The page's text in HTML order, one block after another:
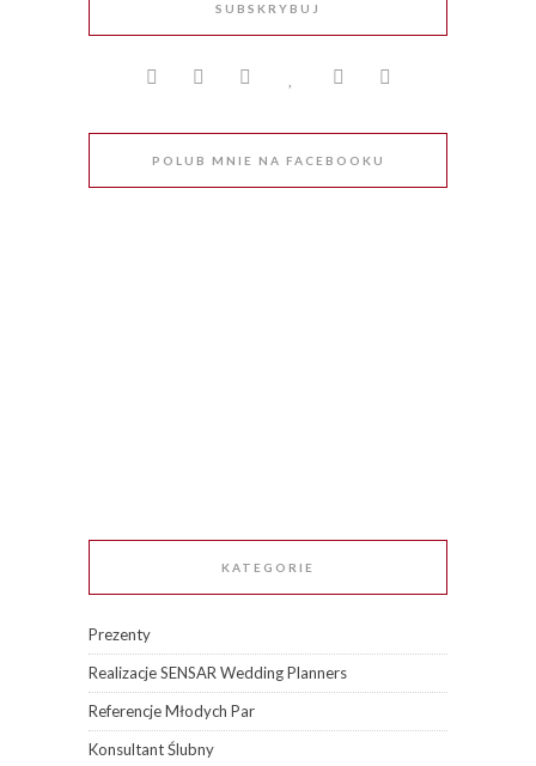
SUBSKRYBUJ
POLUB MNIE NA FACEBOOKU
KATEGORIE
Prezenty
Realizacje SENSAR Wedding Planners
Referencje Młodych Par
Konsultant Ślubny